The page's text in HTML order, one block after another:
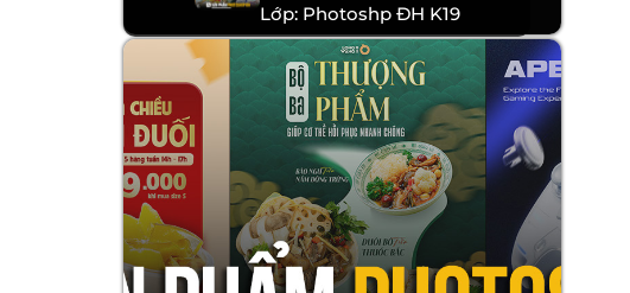
Lớp: Photoshp ĐH K19